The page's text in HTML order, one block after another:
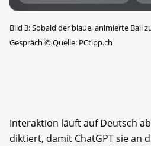
Bild 3: Sobald der blaue, animierte Ball
Gespräch ©Quelle: PCtipp.ch
Interaktion läuft auf Deutsch
diktiert, damit ChatGPT sie an